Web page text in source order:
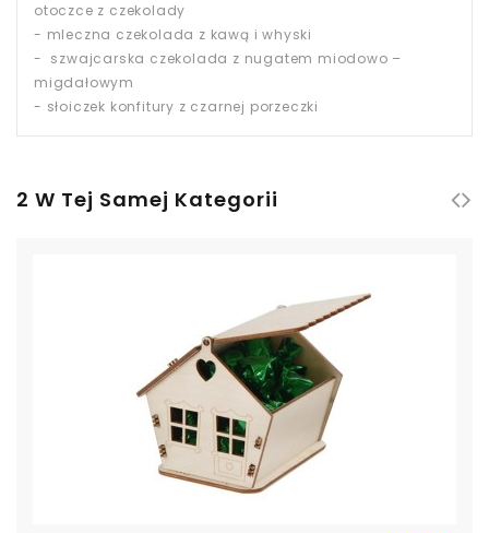
otoczce z czekolady
- mleczna czekolada z kawą i whyski
- szwajcarska czekolada z nugatem miodowo –
migdałowym
- słoiczek konfitury z czarnej porzeczki
2 W Tej Samej Kategorii